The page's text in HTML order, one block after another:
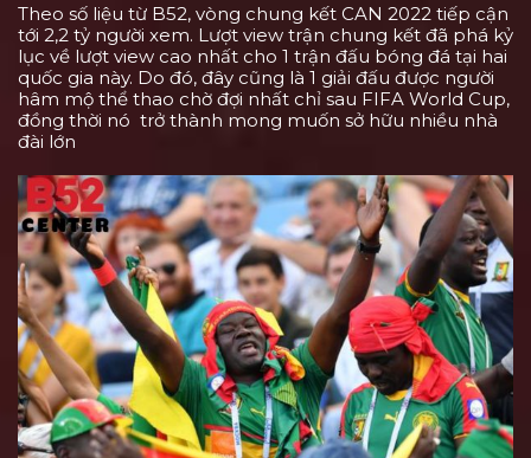
Theo số liệu từ B52, vòng chung kết CAN 2022 tiếp cận
tới 2,2 tỷ người xem. Lượt view trận chung kết đã phá kỷ
lục về lượt view cao nhất cho 1 trận đấu bóng đá tại hai
quốc gia này. Do đó, đây cũng là 1 giải đấu được người
hâm mộ thể thao chờ đợi nhất chỉ sau FIFA World Cup,
đồng thời nó trở thành mong muốn sở hữu nhiều nhà
đài lớn